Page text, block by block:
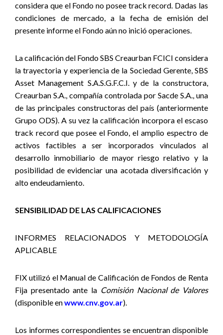
considera que el Fondo no posee track record. Dadas las
condiciones de mercado, a la fecha de emisión del
presente informe el Fondo aún no inició operaciones.
La calificación del Fondo SBS Creaurban FCICI considera
la trayectoria y experiencia de la Sociedad Gerente, SBS
Asset Management S.A.S.G.F.C.I. y de la constructora,
Creaurban S.A., compañía controlada por Sacde S.A., una
de las principales constructoras del país (anteriormente
Grupo ODS). A su vez la calificación incorpora el escaso
track record que posee el Fondo, el amplio espectro de
activos factibles a ser incorporados vinculados al
desarrollo inmobiliario de mayor riesgo relativo y la
posibilidad de evidenciar una acotada diversificación y
alto endeudamiento.
SENSIBILIDAD DE LAS CALIFICACIONES
INFORMES RELACIONADOS Y METODOLOGÍA
APLICABLE
FIX utilizó el Manual de Calificación de Fondos de Renta
Fija presentado ante la Comisión Nacional de Valores
(disponible enwww.cnv.gov.ar).
Los informes correspondientes se encuentran disponible